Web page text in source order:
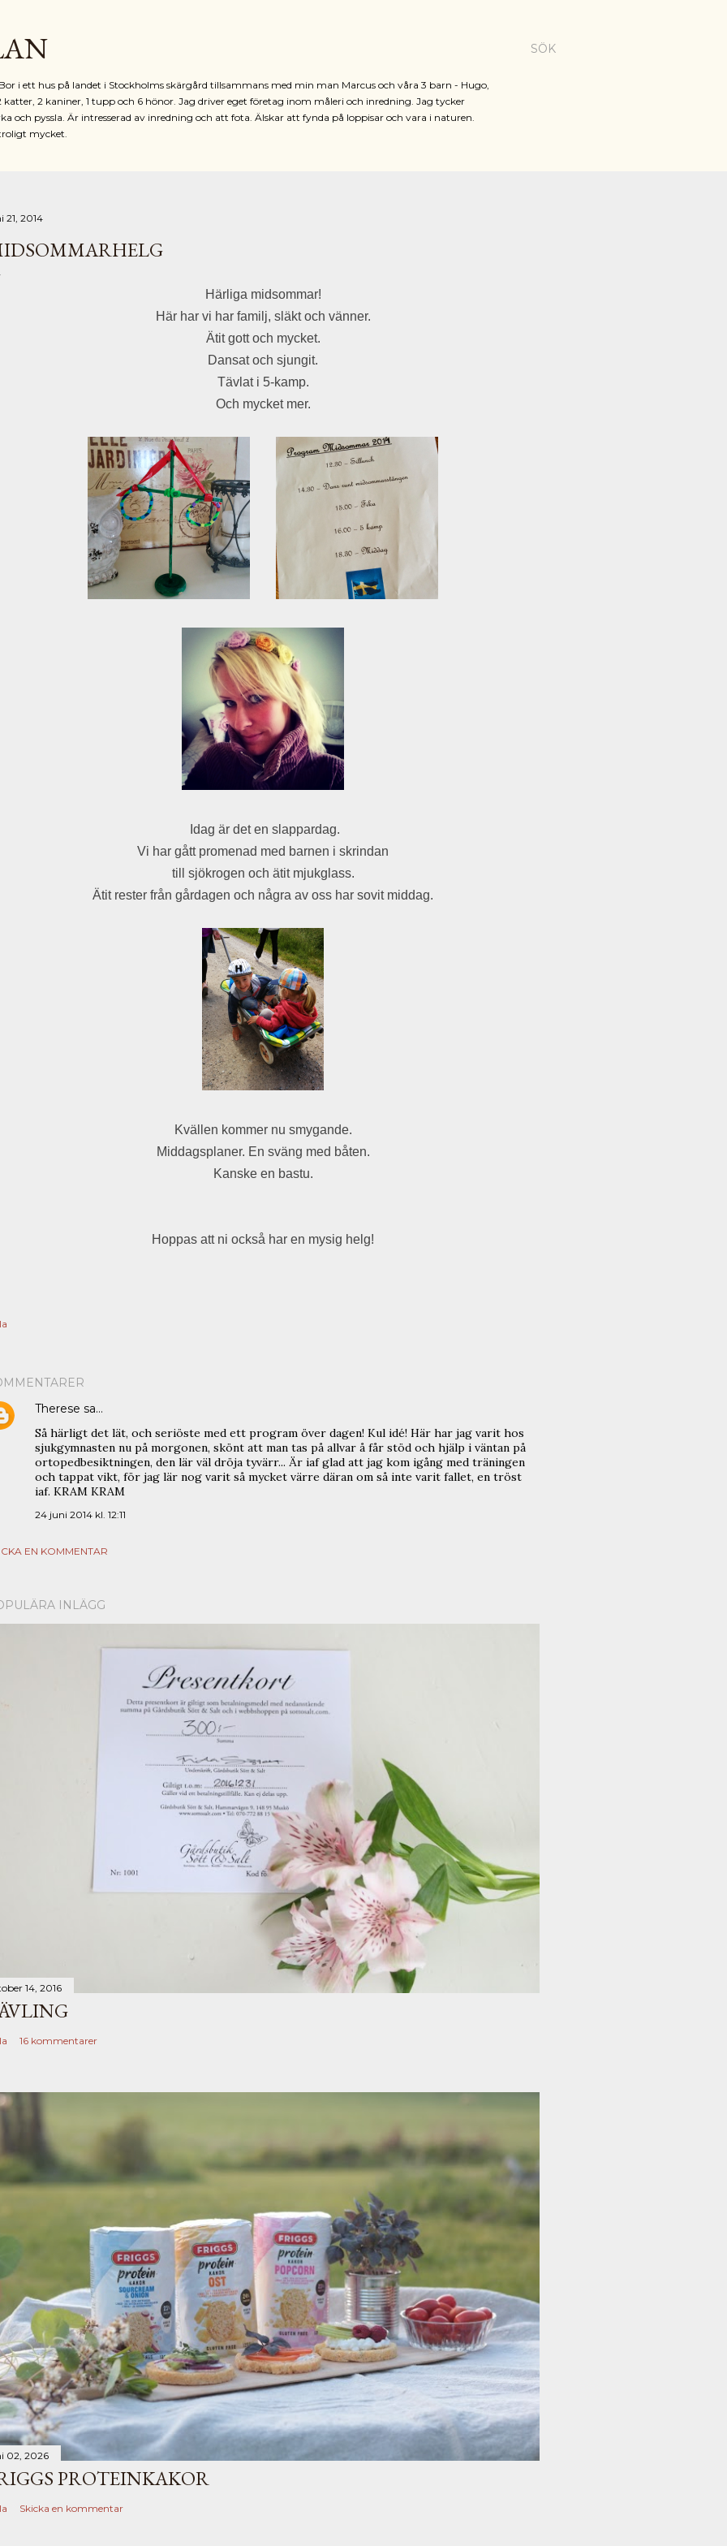
SÖK
i ett hus på landet i Stockholms skärgård tillsammans med min man Marcus och våra 3 barn - Hugo,
katter, 2 kaniner, 1 tupp och 6 hönor. Jag driver eget företag inom måleri och inredning. Jag tycker
och pyssla. Är intresserad av inredning och att fota. Älskar att fynda på loppisar och vara i naturen.
mycket.
21, 2014
Härliga midsommar!
Här har vi har familj, släkt och vänner.
Ätit gott och mycket.
Dansat och sjungit.
Tävlat i 5-kamp.
Och mycket mer.
Idag är det en slappardag.
Vi har gått promenad med barnen i skrindan
till sjökrogen och ätit mjukglass.
Ätit rester från gårdagen och några av oss har sovit middag.
Kvällen kommer nu smygande.
Middagsplaner. En sväng med båten.
Kanske en bastu.
Hoppas att ni också har en mysig helg!
Therese sa…
Så härligt det lät, och seriöste med ett program över dagen! Kul idé! Här har jag varit hos
sjukgymnasten nu på morgonen, skönt att man tas på allvar å får stöd och hjälp i väntan på
ortopedbesiktningen, den lär väl dröja tyvärr... Är iaf glad att jag kom igång med träningen
och tappat vikt, för jag lär nog varit så mycket värre däran om så inte varit fallet, en tröst
iaf. KRAM KRAM
24 juni 2014 kl. 12:11
EN KOMMENTAR
INLÄGG
14, 2016
16 kommentarer
02, 2026
PROTEINKAKOR
Skicka en kommentar